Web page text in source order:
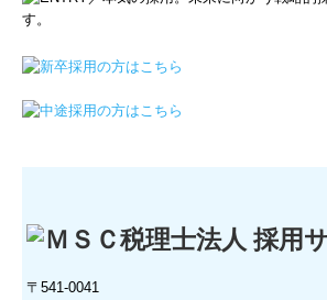
〒541-0041